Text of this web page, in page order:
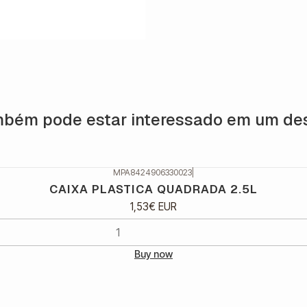
pode estar interessado em um
MPA8424906330023
CAIXA PLASTICA QUADRADA 2.5L
1,53€ EUR
Buy now